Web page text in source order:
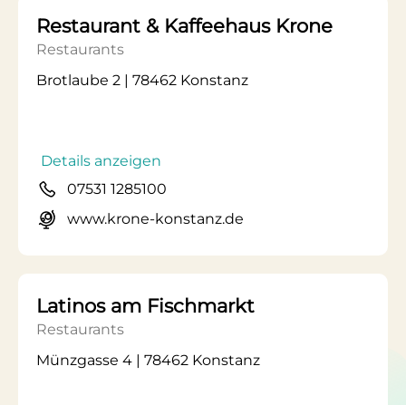
Restaurant & Kaffeehaus Krone
Restaurants
Brotlaube 2 | 78462 Konstanz
Details anzeigen
07531 1285100
www.krone-konstanz.de
Latinos am Fischmarkt
Restaurants
Münzgasse 4 | 78462 Konstanz